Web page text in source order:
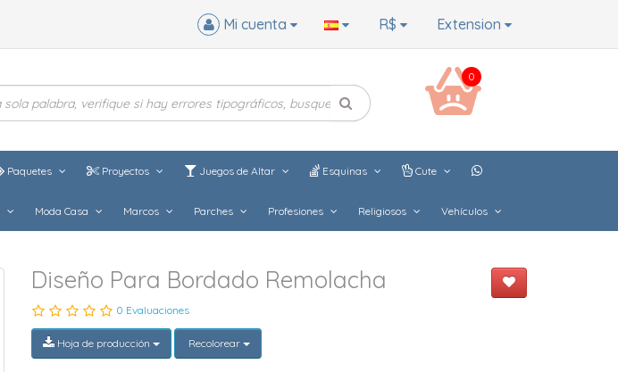
Extension
R$
Mi cuenta
0
Paquetes Proyectos Juegos de Altar Esquinas Cute
Moda Casa Marcos Parches Profesiones Religiosos Vehículos
Diseño Para Bordado Remolacha
0 Evaluaciones
Hoja de producción Recolorear